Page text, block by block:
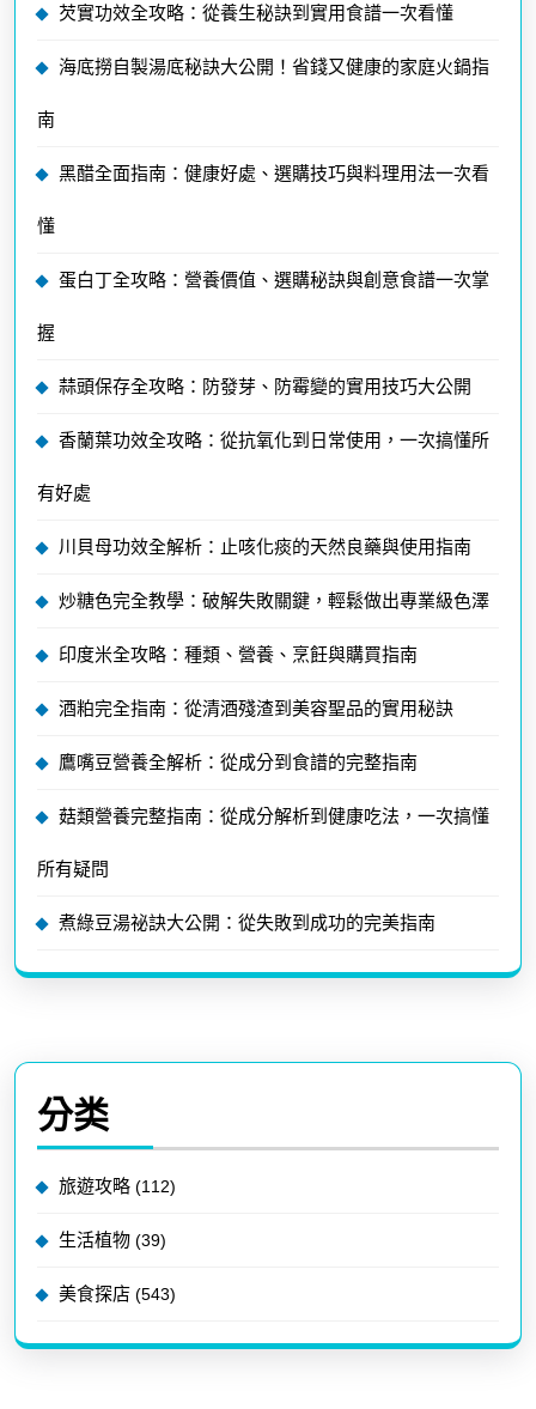
芡實功效全攻略：從養生秘訣到實用食譜一次看懂
海底撈自製湯底秘訣大公開！省錢又健康的家庭火鍋指
南
黑醋全面指南：健康好處、選購技巧與料理用法一次看
懂
蛋白丁全攻略：營養價值、選購秘訣與創意食譜一次掌
握
蒜頭保存全攻略：防發芽、防霉變的實用技巧大公開
香蘭葉功效全攻略：從抗氧化到日常使用，一次搞懂所
有好處
川貝母功效全解析：止咳化痰的天然良藥與使用指南
炒糖色完全教學：破解失敗關鍵，輕鬆做出專業級色澤
印度米全攻略：種類、營養、烹飪與購買指南
酒粕完全指南：從清酒殘渣到美容聖品的實用秘訣
鷹嘴豆營養全解析：從成分到食譜的完整指南
菇類營養完整指南：從成分解析到健康吃法，一次搞懂
所有疑問
煮綠豆湯祕訣大公開：從失敗到成功的完美指南
分类
旅遊攻略 (112)
生活植物 (39)
美食探店 (543)